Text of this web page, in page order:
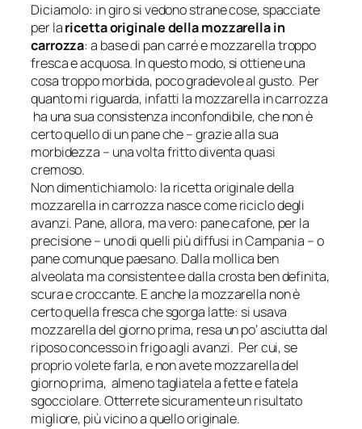
Diciamolo: in giro si vedono strane cose, spacciate
per laricetta originale della mozzarella in
carrozza: a base di pan carré e mozzarella troppo
fresca e acquosa. In questo modo, si ottiene una
cosa troppo morbida, poco gradevole al gusto. Per
quanto mi riguarda, infatti la mozzarella in carrozza
ha una sua consistenza inconfondibile, che non è
certo quello di un pane che – grazie alla sua
morbidezza – una volta fritto diventa quasi
cremoso.
Non dimentichiamolo: la ricetta originale della
mozzarella in carrozza nasce come riciclo degli
avanzi. Pane, allora, ma vero: pane cafone, per la
precisione – uno di quelli più diffusi in Campania – o
pane comunque paesano. Dalla mollica ben
alveolata ma consistente e dalla crosta ben definita,
scura e croccante. E anche la mozzarella non è
certo quella fresca che sgorga latte: si usava
mozzarella del giorno prima, resa un po’ asciutta dal
riposo concesso in frigo agli avanzi. Per cui, se
proprio volete farla, e non avete mozzarella del
giorno prima, almeno tagliatela a fette e fatela
sgocciolare. Otterrete sicuramente un risultato
migliore, più vicino a quello originale.